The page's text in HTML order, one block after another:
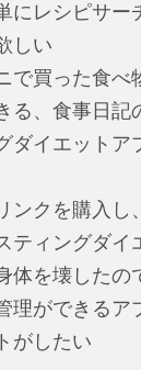
にレシピサー
しい
で買った食べ
る、食事日記
ダイエットア
ンクを購入し
ティングダイ
体を壊したの
理ができるア
がしたい